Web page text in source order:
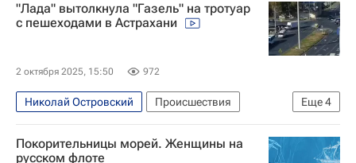
"Лада" вытолкнула "Газель" на тротуар
с пешеходами в Астрахани
2 октября 2025, 15:50 972
Еще4
Николай Островский
Происшествия
Астрахань
Астраханская область
Киров
Министерство внутренних дел РФ (МВД России)
Покорительницы морей. Женщины на
русском флоте